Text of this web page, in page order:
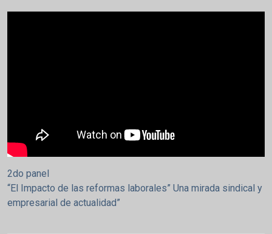
2do panel
“El Impacto de las reformas laborales” Una mirada sindical y
empresarial de actualidad”